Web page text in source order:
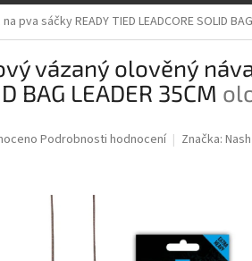
sáčky READY TIED LEADCORE SOLID BAG
vázaný olověný
BAG LEADER 35CM
Podrobnosti hodnocení Značka: